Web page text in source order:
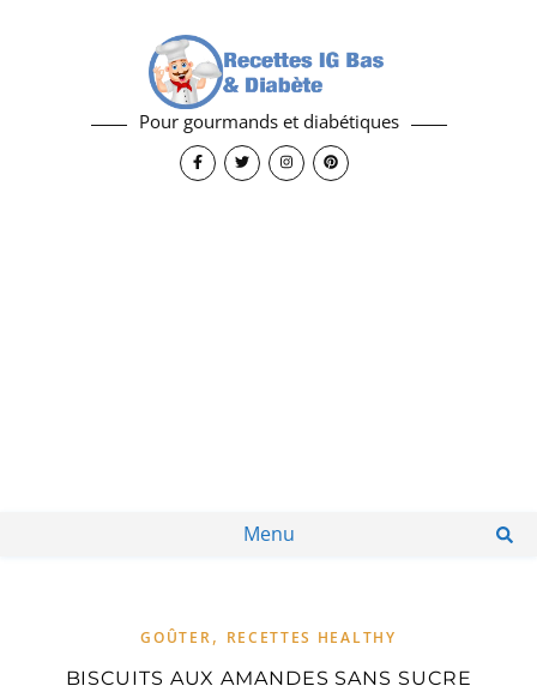
Pour gourmands et diabétiques
Menu
GOÛTER, RECETTES HEALTHY
BISCUITS AUX AMANDES SANS SUCRE